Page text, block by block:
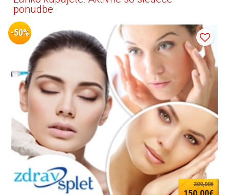
ponudbe:
-50%
300,00€